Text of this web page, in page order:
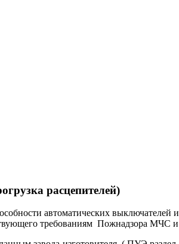
расцепителей)
автоматических выключателей
требованиям Пожнадзора МЧС и